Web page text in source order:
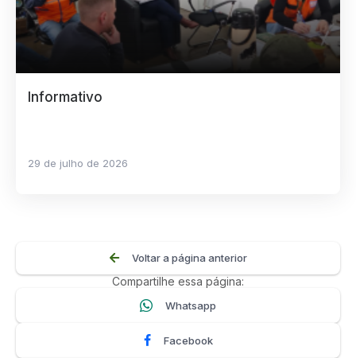
Informativo
29 de julho de 2026
Voltar a página anterior
Compartilhe essa página:
Whatsapp
Facebook